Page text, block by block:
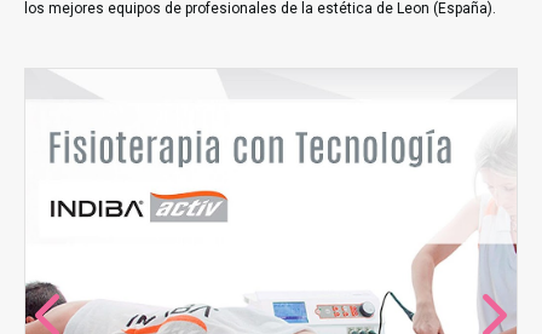
los mejores equipos de profesionales de la estética de Leon (España).